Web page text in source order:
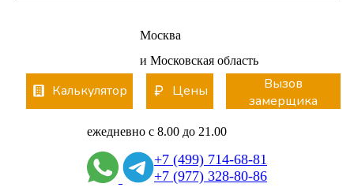
Москва
и Московская область
Калькулятор Цены
Вызов
замерщика
ежедневно с 8.00 до 21.00
+7 (499) 714-68-81
+7 (977) 328-80-86